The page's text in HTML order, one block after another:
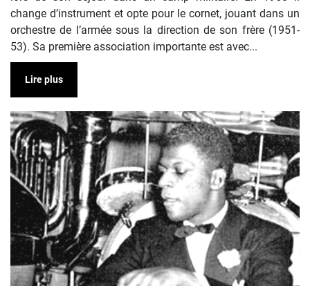
change d’instrument et opte pour le cornet, jouant dans un
orchestre de l’armée sous la direction de son frère (1951-
53). Sa première association importante est avec...
Lire plus